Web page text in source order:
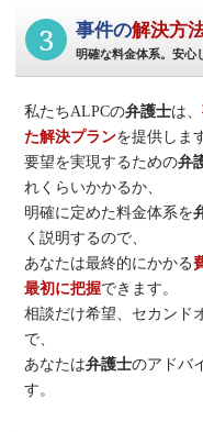
3 事件の解決方
明確な料金体系。安心
私たちALPCの弁護士は、
た解決プランを提供しま
要望を実現するための弁
れくらいかかるか、
明確に定めた料金体系を
く説明するので、
あなたは最終的にかかる
最初に把握できます。
相談だけ希望、セカンド
で、
あなたは弁護士のアドバ
す。